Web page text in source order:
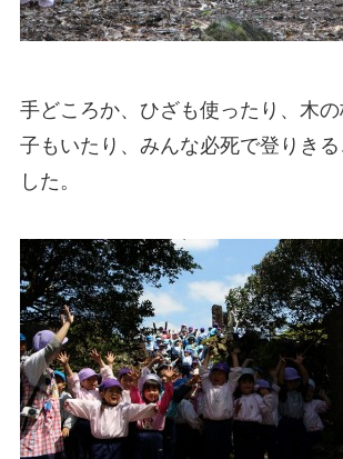
手どころか、ひざも使ったり、木
子もいたり、みんな必死で登りきる
した。